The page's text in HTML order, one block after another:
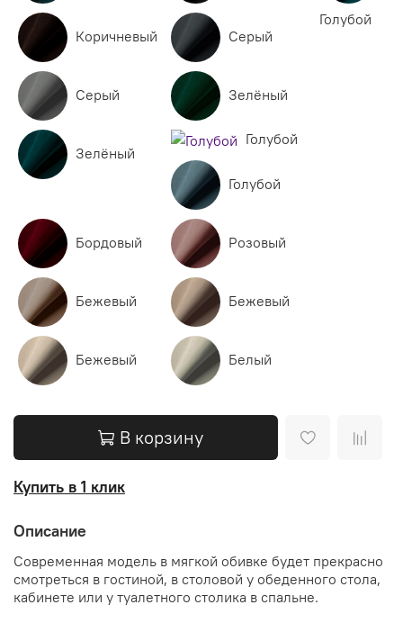
Коричневый Серый
Серый Зелёный
Зелёный
Голубой
Голубой
Бордовый Розовый
Бежевый Бежевый
Бежевый Белый
Голубой
В корзину
Купить в 1 клик
Описание
Современная модель в мягкой обивке будет прекрасно
смотреться в гостиной, в столовой у обеденного стола,
кабинете или у туалетного столика в спальне.